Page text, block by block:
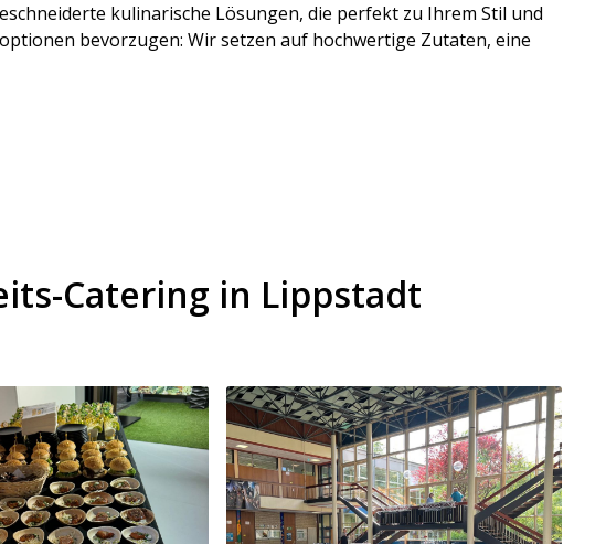
kulinarische Lösungen, die perfekt zu Ihrem Stil und
bevorzugen: Wir setzen auf hochwertige Zutaten, eine
Catering in Lippstadt